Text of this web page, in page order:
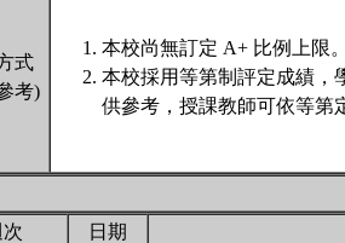
式
考)
本校尚無訂定 A+ 比例上限
本校採用等第制評定成績，
供參考，授課教師可依等第
日期